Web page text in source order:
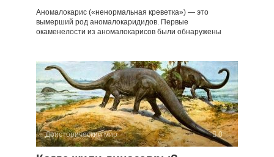
Аномалокарис («ненормальная креветка») — это
вымерший род аномалокаридидов. Первые
окаменелости из аномалокарисов были обнаружены
Доисторический мир 0